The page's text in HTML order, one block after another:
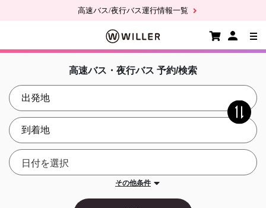
高速バス/夜行バス運行情報一覧
高速バス・夜行バス 予約/検索
その他条件